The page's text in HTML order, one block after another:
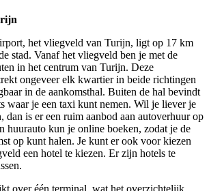
het vliegveld van Turijn, ligt op 17 km
stad. Vanaf het vliegveld ben je met de
in het centrum van Turijn. Deze
ongeveer elk kwartier in beide richtingen
in de aankomsthal. Buiten de hal bevindt
waar je een taxi kunt nemen. Wil je liever je
dan is er een ruim aanbod aan autoverhuur op
huurauto kun je online boeken, zodat je de
op kunt halen. Je kunt er ook voor kiezen
een hotel te kiezen. Er zijn hotels te